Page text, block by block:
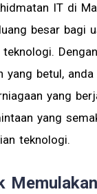
IT di
besar bagi
yang betul, anda
yang
yang
teknologi.